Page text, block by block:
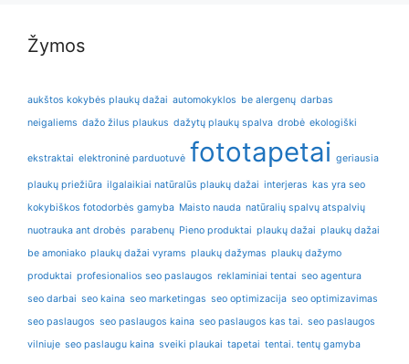
Žymos
aukštos kokybės plaukų dažai automokyklos be alergenų darbas
neigaliems dažo žilus plaukus dažytų plaukų spalva drobė ekologiški
ekstraktai elektroninė parduotuvė fototapetai geriausia
plaukų priežiūra ilgalaikiai natūralūs plaukų dažai interjeras kas yra seo
kokybiškos fotodorbės gamyba Maisto nauda natūralių spalvų atspalvių
nuotrauka ant drobės parabenų Pieno produktai plaukų dažai plaukų dažai
be amoniako plaukų dažai vyrams plaukų dažymas plaukų dažymo
produktai profesionalios seo paslaugos reklaminiai tentai seo agentura
seo darbai seo kaina seo marketingas seo optimizacija seo optimizavimas
seo paslaugos seo paslaugos kaina seo paslaugos kas tai. seo paslaugos
vilniuje seo paslaugu kaina sveiki plaukai tapetai tentai. tentų gamyba